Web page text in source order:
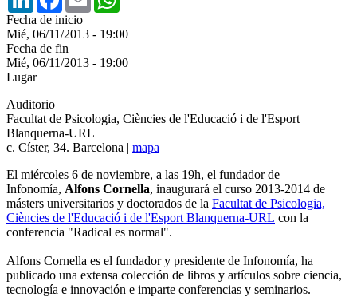
Fecha de inicio
Mié, 06/11/2013 - 19:00
Fecha de fin
Mié, 06/11/2013 - 19:00
Lugar
Auditorio
Facultat de Psicologia, Ciències de l'Educació i de l'Esport
Blanquerna-URL
c. Císter, 34. Barcelona | mapa
El miércoles 6 de noviembre, a las 19h, el fundador de
Infonomía, Alfons Cornella, inaugurará el curso 2013-2014 de
másters universitarios y doctorados de la Facultat de Psicologia,
Ciències de l'Educació i de l'Esport Blanquerna-URL con la
conferencia "Radical es normal".
Alfons Cornella es el fundador y presidente de Infonomía, ha
publicado una extensa colección de libros y artículos sobre ciencia,
tecnología e innovación e imparte conferencias y seminarios.